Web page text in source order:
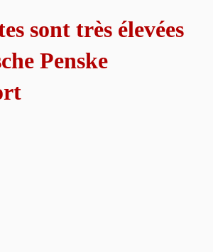
sont très élevées
Penske